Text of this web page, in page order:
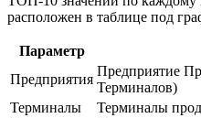
расположен в таблице под
Параметр
Предприятия
Предприятие
Терминалов)
Терминалы
Терминалы